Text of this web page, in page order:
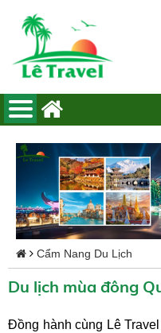
Cẩm Nang Du Lịch
Du lịch mùa đông
Đồng hành cùng Lê